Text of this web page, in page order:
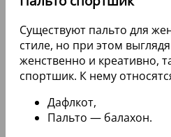
Существуют пальто для
стиле, но при этом
женственно и креативно,
спортшик. К нему
Дафлкот,
Пальто — балахон.